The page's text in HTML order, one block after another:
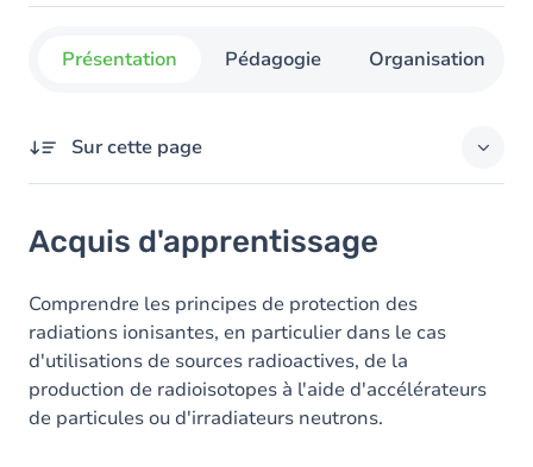
Présentation Pédagogie Organisation
Sur cette page
Objectifs
Contenu
Table des matières
Exercices
Acquis d'apprentissage
Comprendre les principes de protection des
radiations ionisantes, en particulier dans le cas
d'utilisations de sources radioactives, de la
production de radioisotopes à l'aide d'accélérateurs
de particules ou d'irradiateurs neutrons.